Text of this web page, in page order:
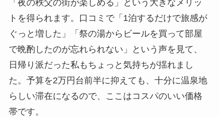
「夜の秩父の街が楽しめる」という大きなメリッ
トを得られます。口コミで「1泊するだけで旅感が
ぐっと増した」「祭の湯からビールを買って部屋
で晩酌したのが忘れられない」という声を見て、
日帰り派だった私もちょっと気持ちが揺れまし
た。予算を2万円台前半に抑えても、十分に温泉地
らしい滞在になるので、ここはコスパのいい価格
帯です。